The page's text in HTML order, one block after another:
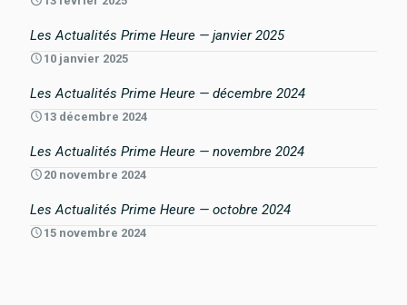
Les Actualités Prime Heure — janvier 2025
10 janvier 2025
Les Actualités Prime Heure — décembre 2024
13 décembre 2024
Les Actualités Prime Heure — novembre 2024
20 novembre 2024
Les Actualités Prime Heure — octobre 2024
15 novembre 2024